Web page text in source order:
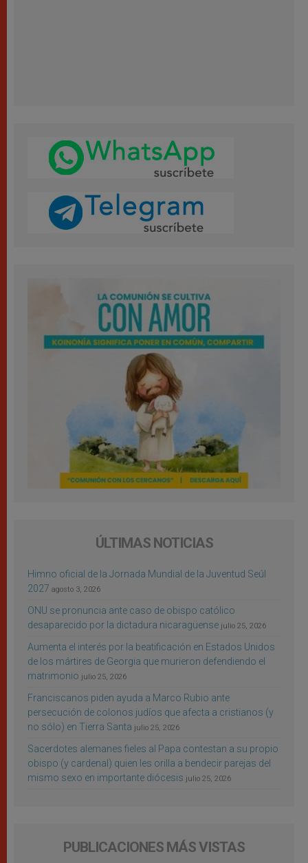
ÚLTIMAS NOTICIAS
Himno oficial de la Jornada Mundial de la Juventud Seúl
2027 agosto 3, 2026
ONU se pronuncia ante caso de obispo católico
desaparecido por la dictadura nicaragüense julio 25, 2026
Aumenta el interés por la beatificación en Estados Unidos
de los mártires de Georgia que murieron defendiendo el
matrimonio julio 25, 2026
Franciscanos piden ayuda a Marco Rubio ante
persecución de colonos judíos que afecta a cristianos (y
no sólo) en Tierra Santa julio 25, 2026
Sacerdotes alemanes fieles al Papa contestan a su propio
obispo (y cardenal) quien les orilla a bendecir parejas del
mismo sexo en importante diócesis julio 25, 2026
PUBLICACIONES MÁS VISTAS